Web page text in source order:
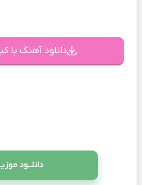
دانلود آهنگ با
دانلــود